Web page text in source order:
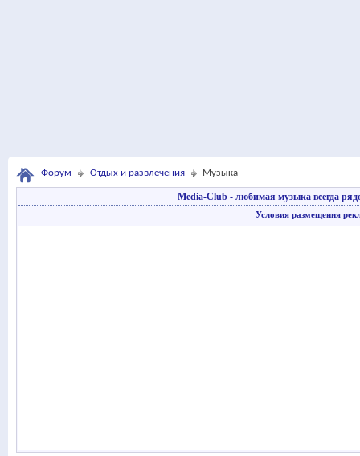
Форум Отдых и развлечения Музыка
Media-Club - любимая музыка всегда
Условия размещения